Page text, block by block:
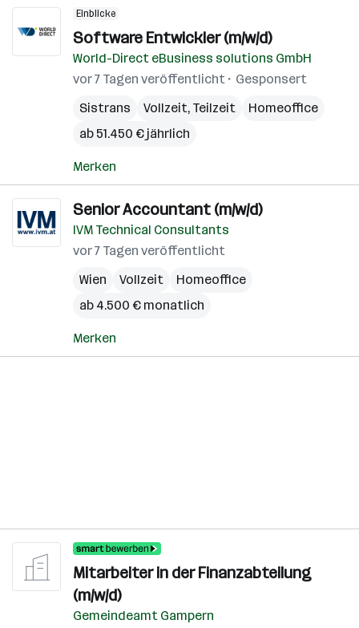
Einblicke
Software Entwickler (m/w/d)
World-Direct eBusiness solutions GmbH
vor 7 Tagen veröffentlicht
Gesponsert
Sistrans
Vollzeit, Teilzeit
Homeoffice
ab 51.450 € jährlich
Merken
Senior Accountant (m/w/d)
IVM Technical Consultants
vor 7 Tagen veröffentlicht
Wien
Vollzeit
Homeoffice
ab 4.500 € monatlich
Merken
Mitarbeiter in der Finanzabteilung
(m/w/d)
Gemeindeamt Gampern